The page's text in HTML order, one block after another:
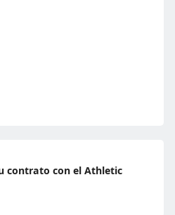
contrato con el Athletic